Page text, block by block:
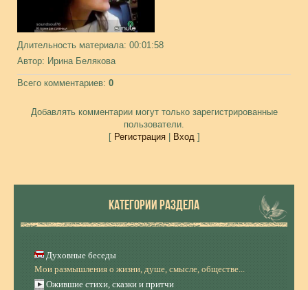
Длительность материала: 00:01:58
Автор: Ирина Белякова
Всего комментариев: 0
Добавлять комментарии могут только зарегистрированные
пользователи.
[ Регистрация| Вход]
КАТЕГОРИИ РАЗДЕЛА
Духовные беседы
Мои размышления о жизни, душе, смысле, обществе...
Ожившие стихи, сказки и притчи